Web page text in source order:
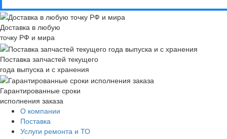
Доставка в любую
точку РФ и мира
Поставка запчастей текущего
года выпуска и с хранения
Гарантированные сроки
исполнения заказа
О компании
Поставка
Услуги ремонта и ТО